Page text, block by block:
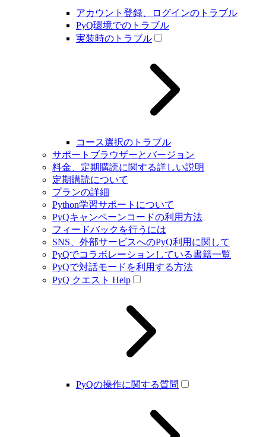
アカウント登録、ログインのトラブル
PyQ環境でのトラブル
実装時のトラブル
コース選択のトラブル
サポートブラウザーとバージョン
料金、定期購読に関する詳しい説明
定期購読について
プランの詳細
Python学習サポートについて
PyQキャンペーンコードの利用方法
フィードバックを行うには
SNS、外部サービスへのPyQ利用に関して
PyQでコラボレーションしている書籍一覧
PyQで対話モードを利用する方法
PyQ クエスト Help
PyQの操作に関する質問